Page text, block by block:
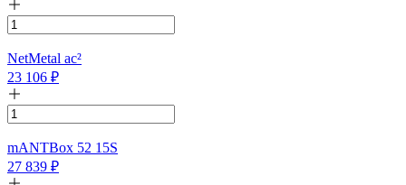
NetMetal ac²
23 106 ₽
mANTBox 52 15S
27 839 ₽